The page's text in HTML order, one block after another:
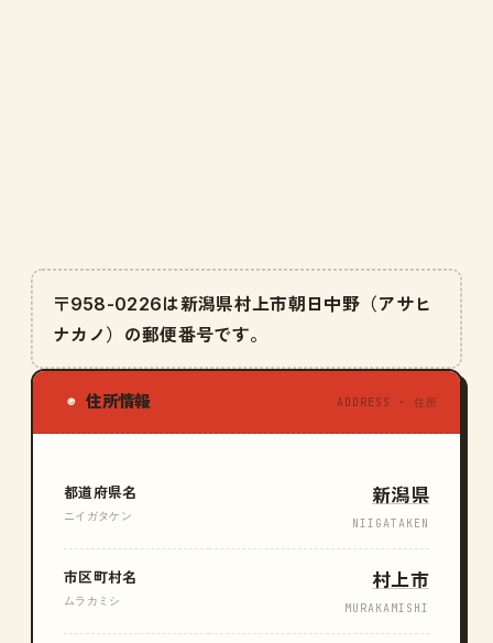
〒958-0226は新潟県村上市朝日中野（アサヒ
ナカノ）の郵便番号です。
◉ 住所情報 ADDRESS · 住所
都道府県名
ニイガタケン
新潟県
NIIGATAKEN
市区町村名
ムラカミシ
村上市
MURAKAMISHI